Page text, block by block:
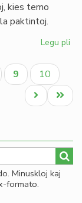
kies temo
paktintoj.
Legu pli
la
Aktuala
paĝo
9 Paĝo
10
Last
page
Next
page
Minuskloj kaj
formato.